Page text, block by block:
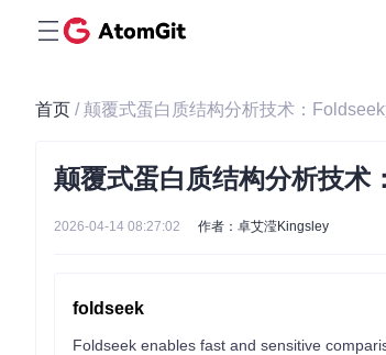
首页 / 颠覆式蛋白质结构分析技术：
颠覆式蛋白质结构分析技
2026-04-14 08:27:02 作者：卓艾滢Kingsley
foldseek
Foldseek enables fast and sensitive